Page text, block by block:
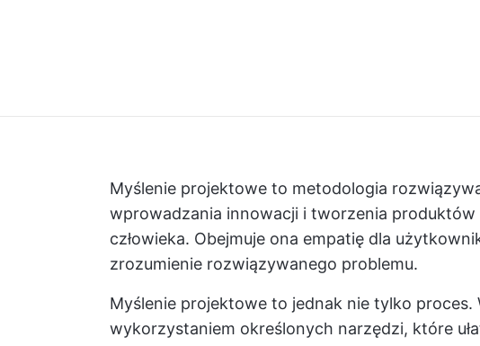
Myślenie projektowe to metodologia
wprowadzania innowacji i tworzenia produktów
człowieka. Obejmuje ona empatię dla
zrozumienie rozwiązywanego problemu.
Myślenie projektowe to jednak nie tylko proces.
wykorzystaniem określonych narzędzi, które